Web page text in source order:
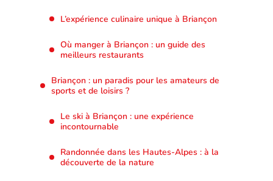
L’expérience culinaire unique à Briançon
Où manger à Briançon : un guide des
meilleurs restaurants
Briançon : un paradis pour les amateurs de
sports et de loisirs ?
Le ski à Briançon : une expérience
incontournable
Randonnée dans les Hautes-Alpes : à la
découverte de la nature